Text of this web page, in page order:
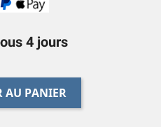
4 jours
AU PANIER